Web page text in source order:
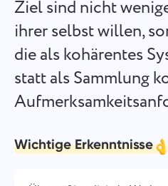
中文 (
Ziel sind nicht
ihrer selbst willen,
die als kohärentes
statt als Sammlung
Wichtige Erkenntnisse
Verwalten Sie Aufgaben auf
Aufgaben und erweitern Sie Ihr
Projektmanagement
Verwalten Sie